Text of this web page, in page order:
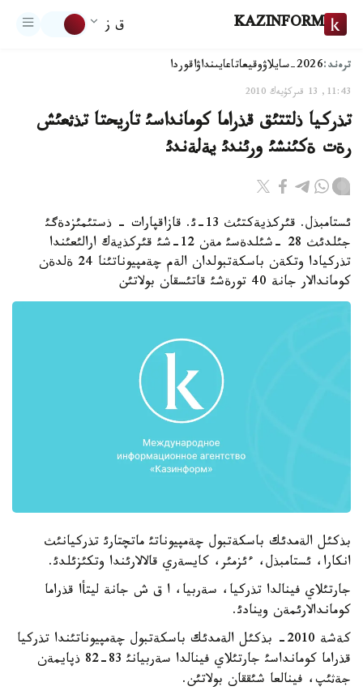
KAZINFORM ق ز
ترەند:2026-سايلاۋ وقيعاتاعايىنداۋاقوردا
11:43, 13 قىركۇيەك 2010
تذركيا ذلتتئق قذراما كومانداسئ تاريحتا تذثعئش
رةت ةكئنشئ ورئندئ يةلةندئ
ئستامبذل. قئركذيةكتئث 13-ئ. قازاقپارات - ذستئمئزدةگئ
جئلدئث 28 -شئلدةسئ مةن 12-شئ قئركذيةك ارالئعئندا
تذركيادا وتكةن باسكةتبولدان الةم چةمپيوناتئنا 24 ةلدةن
كوماندالار جانة 40 تورةشئ قاتئسقان بولاتئن
بذكئل الةمدئك باسكةتبول چةمپيوناتئ ماتچتارئ تذركيانئث
انكارا، ئستامبذل، ءئزمئر، كايسةري قالالارئندا وتكئزئلدئ.
جارتئلاي فينالدا تذركيا، سةربيا، ا ق ش جانة ليتأا قذراما
كوماندالارئمةن وينادئ.
كةشة 2010- بذكئل الةمدئك باسكةتبول چةمپيوناتئندا تذركيا
قذراما كومانداسئ جارتئلاي فينالدا سةربيانئ 83-82 ذپايمةن
جةثئپ، فينالعا شئققان بولاتئن.